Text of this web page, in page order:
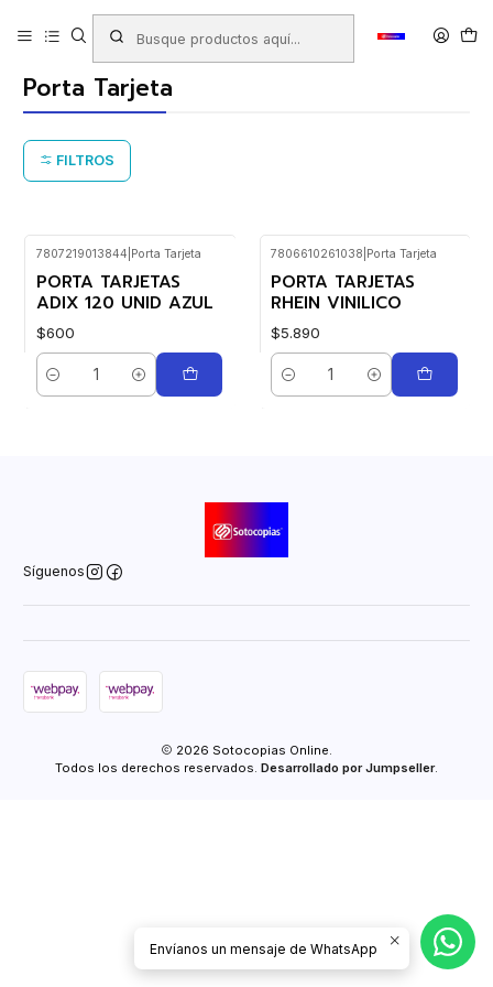
Productos LIBRERIA Oficina Porta Tarjeta
Porta Tarjeta
FILTROS
7807219013844 Porta Tarjeta
PORTA TARJETAS
ADIX 120 UNID AZUL
$600
Cantidad
7806610261038 Porta Tarjeta
PORTA TARJETAS
RHEIN VINILICO
$5.890
Cantidad
Síguenos
2026 Sotocopias Online.
Todos los derechos reservados. Desarrollado por Jumpseller.
Envíanos un mensaje de WhatsApp